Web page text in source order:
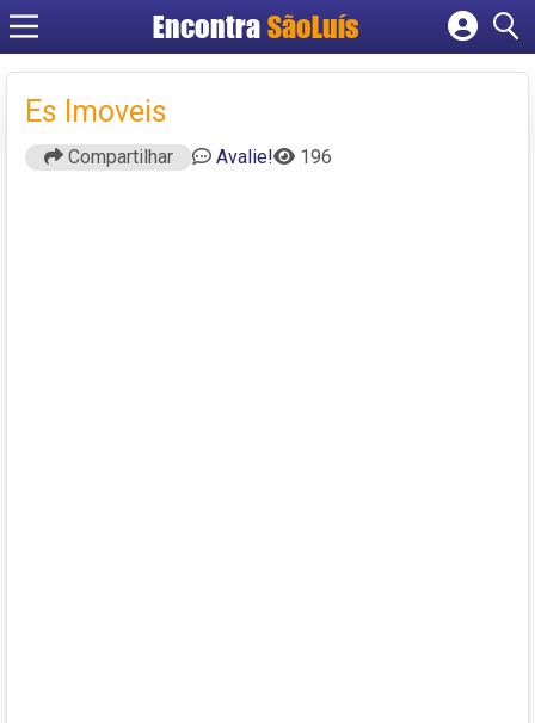
Encontra SãoLuís
Cadastrar empresa
Es Imoveis
Compartilhar Avalie! 196